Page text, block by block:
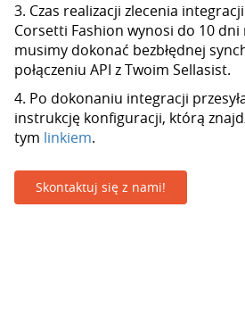
3. Czas realizacji zlecenia
Corsetti Fashion wynosi do 10
musimy dokonać bezbłędnej
połączeniu API z Twoim Sellasist.
4. Po dokonaniu integracji
instrukcję konfiguracji, którą
tym linkiem.
Skontaktuj się z nami!